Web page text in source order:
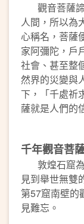
觀音菩薩諦
人間，所以為
心稱名，菩薩
家阿彌陀，戶
社會、甚至整
然界的災變與
下，「千處祈
薩就是人們的
千年觀音菩
敦煌石窟為
見到舉世無雙
第57窟南壁的
見難忘。